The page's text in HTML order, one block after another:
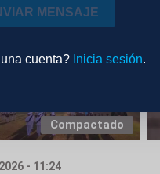
MENSAJE
cuenta? Inicia sesión.
Compactado
- 11:24